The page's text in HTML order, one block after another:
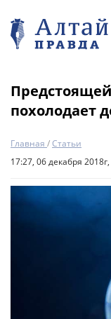
похолодает
Главная /Статьи
17:27, 06 декабря 2018г,